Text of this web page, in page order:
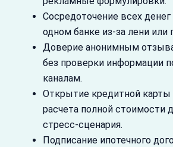
Сосредоточение всех
одном банке из‑за лени или
Доверие анонимным
без проверки информации
каналам.
Открытие кредитной карты
расчета полной стоимости
стресс‑сценария.
Подписание ипотечного